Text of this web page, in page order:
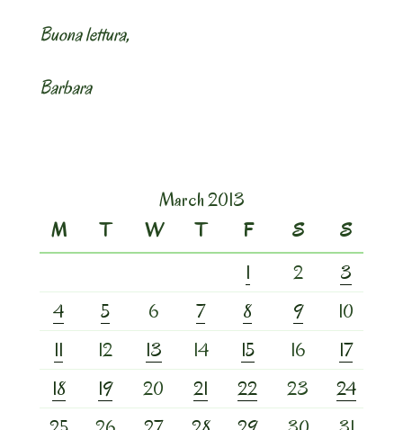
Buona lettura,
Barbara
March 2013
M
T W T F S
S
1
2
3
4
5 6 7 8 9
10
11
12 13 14 15 16
17
18
19 20 21 22 23
24